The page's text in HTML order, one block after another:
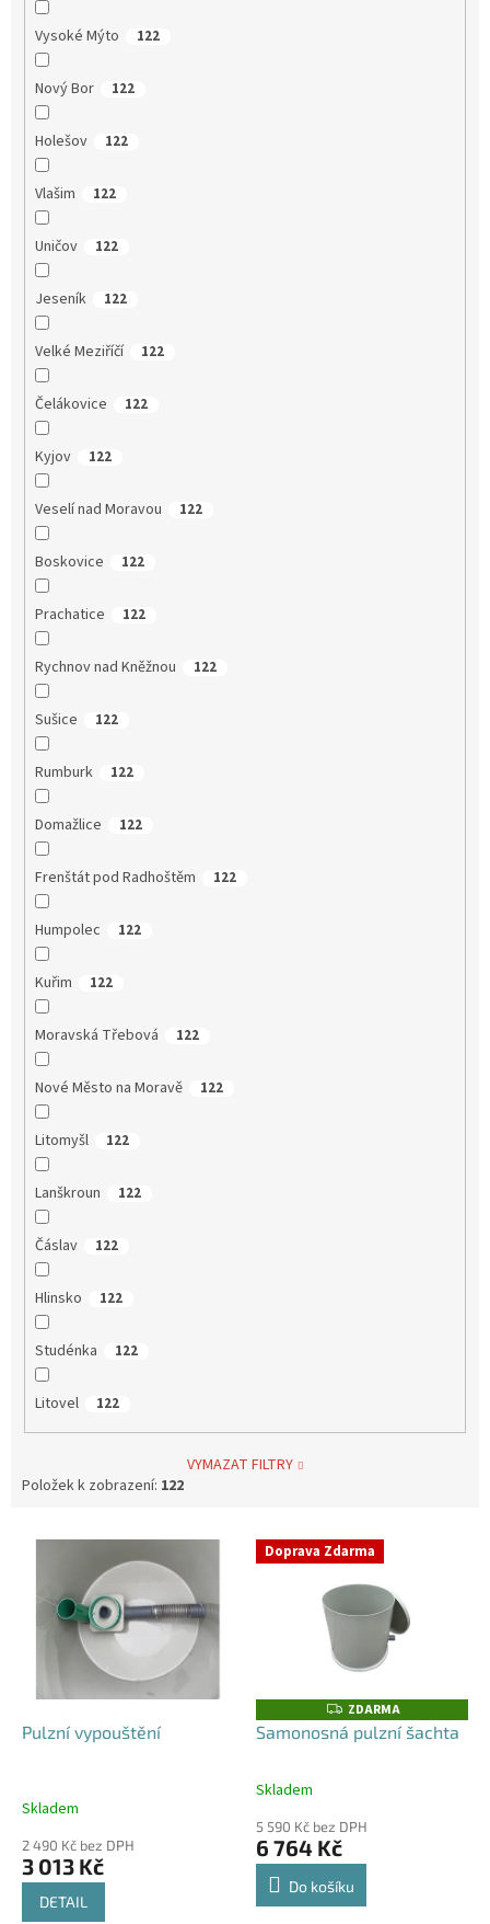
Vysoké Mýto 122
Nový Bor 122
Holešov 122
Vlašim 122
Uničov 122
Jeseník 122
Velké Meziříčí 122
Čelákovice 122
Kyjov 122
Veselí nad Moravou 122
Boskovice 122
Prachatice 122
Rychnov nad Kněžnou 122
Sušice 122
Rumburk 122
Domažlice 122
Frenštát pod Radhoštěm 122
Humpolec 122
Kuřim 122
Moravská Třebová 122
Nové Město na Moravě 122
Litomyšl 122
Lanškroun 122
Čáslav 122
Hlinsko 122
Studénka 122
Litovel 122
VYMAZAT FILTRY
Položek k zobrazení: 122
Pulzní vypouštění
Skladem
2 490 Kč bez DPH
3 013 Kč
DETAIL
Doprava Zdarma
Z
D
A
ZDARMA
Samonosná pulzní šachta
Průměrné
produktu
je
4,0
Skladem
5 590 Kč bez DPH
6 764 Kč
Do košíku